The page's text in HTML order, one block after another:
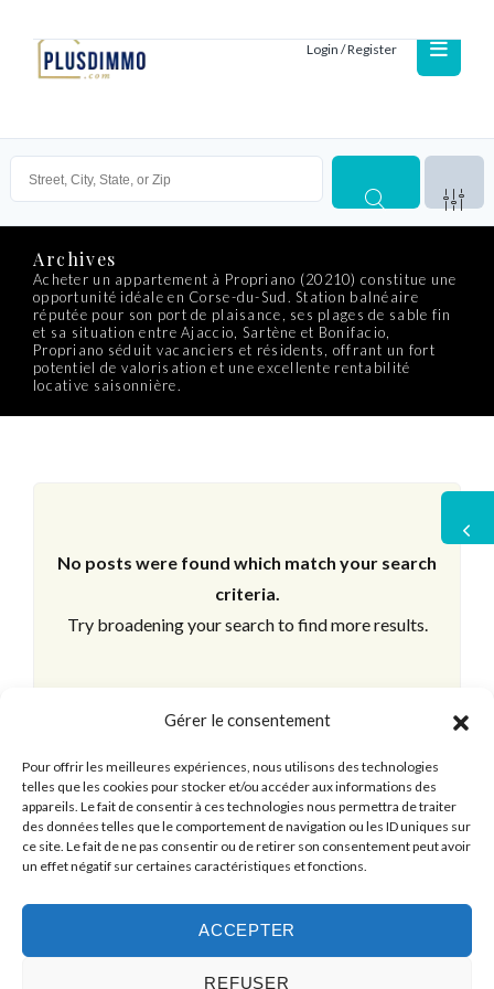
Gérer le consentement
Pour offrir les meilleures expériences, nous utilisons des technologies
telles que les cookies pour stocker et/ou accéder aux informations des
appareils. Le fait de consentir à ces technologies nous permettra de traiter
des données telles que le comportement de navigation ou les ID uniques sur
ce site. Le fait de ne pas consentir ou de retirer son consentement peut avoir
un effet négatif sur certaines caractéristiques et fonctions.
ACCEPTER
REFUSER
Login / Register
Archives
Acheter un appartement à Propriano (20210) constitue une
opportunité idéale en Corse-du-Sud. Station balnéaire
réputée pour son port de plaisance, ses plages de sable fin
et sa situation entre Ajaccio, Sartène et Bonifacio,
Propriano séduit vacanciers et résidents, offrant un fort
potentiel de valorisation et une excellente rentabilité
locative saisonnière.
No posts were found which match your search
criteria.
Try broadening your search to find more results.